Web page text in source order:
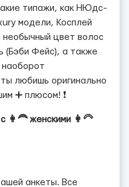
типажи, как НЮдс-
модели, Косплей
необычный цвет волос
(Бэби Фейс), а также
любишь оригинально
➕ плюсом! ❗️
👩‍🦰 женскими 👩‍🦳
анкеты. Все